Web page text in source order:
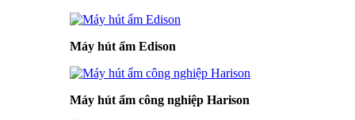
Máy hút ẩm Edison
Máy hút ẩm công nghiệp Harison